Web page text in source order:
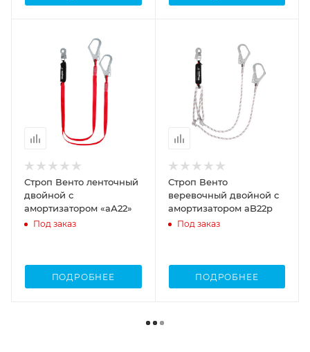
Строп Венто ленточный
двойной с
амортизатором «аА22»
Под заказ
ПОДРОБНЕЕ
Строп Венто
веревочный двойной с
амортизатором аB22р
Под заказ
ПОДРОБНЕЕ